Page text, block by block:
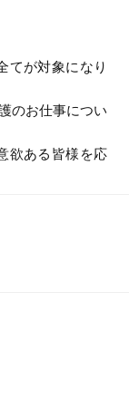
てが対象になり
のお仕事につい
欲ある皆様を応